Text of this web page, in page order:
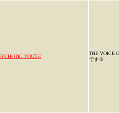
YOUTH
THE VOICE
です※